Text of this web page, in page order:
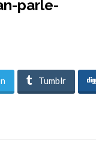
parle-
Tumblr